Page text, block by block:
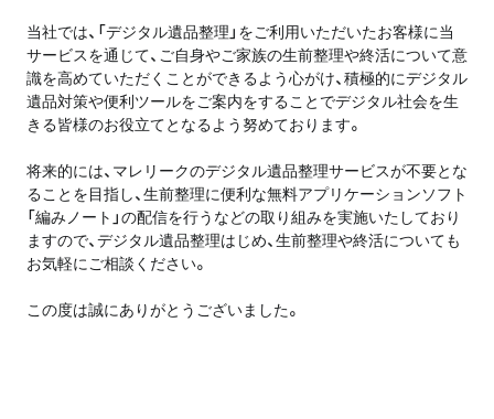
当社では、「デジタル遺品整理」をご利用いただいたお客様に当
サービスを通じて、ご自身やご家族の生前整理や終活について意
識を高めていただくことができるよう心がけ、積極的にデジタル
遺品対策や便利ツールをご案内をすることでデジタル社会を生
きる皆様のお役立てとなるよう努めております。
将来的には、マレリークのデジタル遺品整理サービスが不要とな
ることを目指し、生前整理に便利な無料アプリケーションソフト
「編みノート」の配信を行うなどの取り組みを実施いたしており
ますので、デジタル遺品整理はじめ、生前整理や終活についても
お気軽にご相談ください。
この度は誠にありがとうございました。